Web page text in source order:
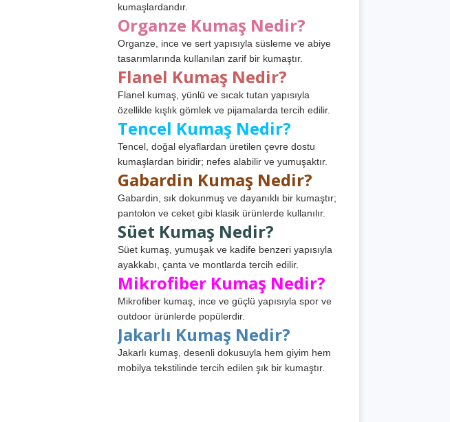
kumaşlardandır.
Organze Kumaş Nedir?
Organze, ince ve sert yapısıyla süsleme ve abiye
tasarımlarında kullanılan zarif bir kumaştır.
Flanel Kumaş Nedir?
Flanel kumaş, yünlü ve sıcak tutan yapısıyla
özellikle kışlık gömlek ve pijamalarda tercih edilir.
Tencel Kumaş Nedir?
Tencel, doğal elyaflardan üretilen çevre dostu
kumaşlardan biridir; nefes alabilir ve yumuşaktır.
Gabardin Kumaş Nedir?
Gabardin, sık dokunmuş ve dayanıklı bir kumaştır;
pantolon ve ceket gibi klasik ürünlerde kullanılır.
Süet Kumaş Nedir?
Süet kumaş, yumuşak ve kadife benzeri yapısıyla
ayakkabı, çanta ve montlarda tercih edilir.
Mikrofiber Kumaş Nedir?
Mikrofiber kumaş, ince ve güçlü yapısıyla spor ve
outdoor ürünlerde popülerdir.
Jakarlı Kumaş Nedir?
Jakarlı kumaş, desenli dokusuyla hem giyim hem
mobilya tekstilinde tercih edilen şık bir kumaştır.